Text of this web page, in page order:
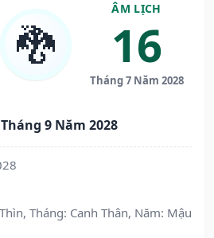
🐉
ÂM LỊCH
16
Tháng 7 Năm 2028
9 Năm 2028
Tháng: Canh Thân, Năm: Mậu